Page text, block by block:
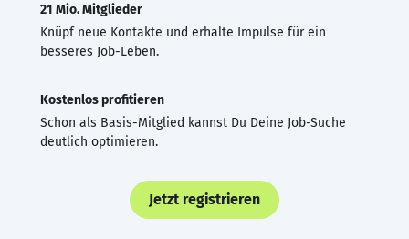
21 Mio. Mitglieder
Knüpf neue Kontakte und erhalte Impulse für ein
besseres Job-Leben.
Kostenlos profitieren
Schon als Basis-Mitglied kannst Du Deine Job-Suche
deutlich optimieren.
Jetzt registrieren